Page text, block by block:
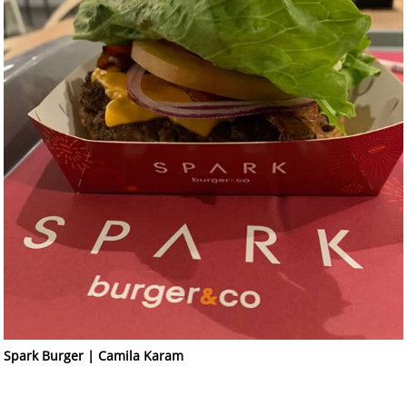
Spark Burger | Camila Karam